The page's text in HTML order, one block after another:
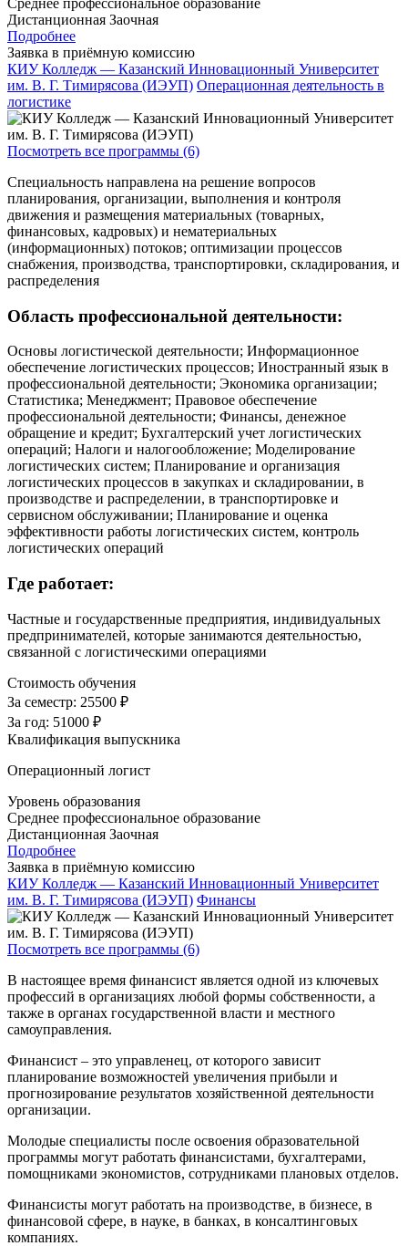
Дистанционная Заочная
Подробнее
Заявка в приёмную комиссию
КИУ Колледж — Казанский Инновационный Университет
им. В. Г. Тимирясова (ИЭУП) Операционная деятельность в
логистике
Посмотреть все программы (6)
Специальность направлена на решение вопросов
планирования, организации, выполнения и контроля
движения и размещения материальных (товарных,
финансовых, кадровых) и нематериальных
(информационных) потоков; оптимизации процессов
снабжения, производства, транспортировки, складирования, и
распределения
Область профессиональной деятельности:
Основы логистической деятельности; Информационное
обеспечение логистических процессов; Иностранный язык в
профессиональной деятельности; Экономика организации;
Статистика; Менеджмент; Правовое обеспечение
профессиональной деятельности; Финансы, денежное
обращение и кредит; Бухгалтерский учет логистических
операций; Налоги и налогообложение; Моделирование
логистических систем; Планирование и организация
логистических процессов в закупках и складировании, в
производстве и распределении, в транспортировке и
сервисном обслуживании; Планирование и оценка
эффективности работы логистических систем, контроль
логистических операций
Где работает:
Частные и государственные предприятия, индивидуальных
предпринимателей, которые занимаются деятельностью,
связанной с логистическими операциями
Стоимость обучения
За семестр: 25500 ₽
За год: 51000 ₽
Квалификация выпускника
Операционный логист
Уровень образования
Среднее профессиональное образование
Дистанционная Заочная
Подробнее
Заявка в приёмную комиссию
КИУ Колледж — Казанский Инновационный Университет
им. В. Г. Тимирясова (ИЭУП) Финансы
Посмотреть все программы (6)
В настоящее время финансист является одной из ключевых
профессий в организациях любой формы собственности, а
также в органах государственной власти и местного
самоуправления.
Финансист – это управленец, от которого зависит
планирование возможностей увеличения прибыли и
прогнозирование результатов хозяйственной деятельности
организации.
Молодые специалисты после освоения образовательной
программы могут работать финансистами, бухгалтерами,
помощниками экономистов, сотрудниками плановых отделов.
Финансисты могут работать на производстве, в бизнесе, в
финансовой сфере, в науке, в банках, в консалтинговых
компаниях.